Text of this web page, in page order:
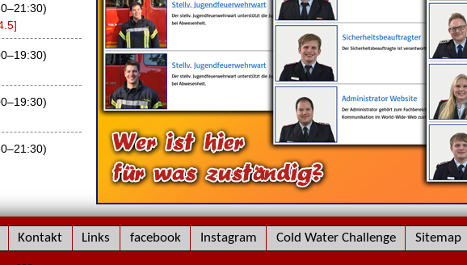
Kontakt Links facebook Instagram Cold Water Challenge Sitemap